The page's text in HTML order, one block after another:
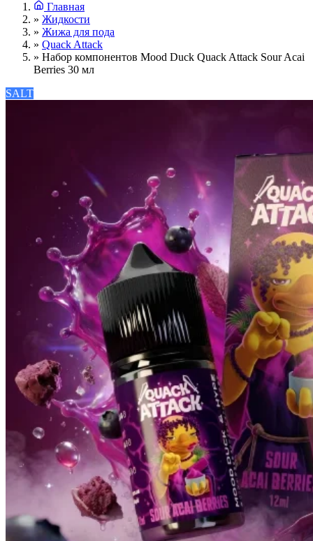
Главная
» Жидкости
» Жижа для пода
» Quack Attack
» Набор компонентов Mood Duck Quack Attack Sour Acai
Berries 30 мл
SALT